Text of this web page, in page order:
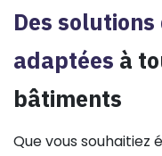
Des
adaptées à
bâtiments​
Que vous souhaitiez